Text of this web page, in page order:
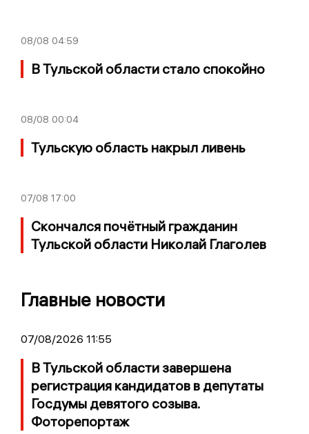
08/08 04:59
В Тульской области стало спокойно
08/08 00:04
Тульскую область накрыл ливень
07/08 17:00
Скончался почётный гражданин
Тульской области Николай Глаголев
Главные новости
07/08/2026 11:55
В Тульской области завершена
регистрация кандидатов в депутаты
Госдумы девятого созыва.
Фоторепортаж